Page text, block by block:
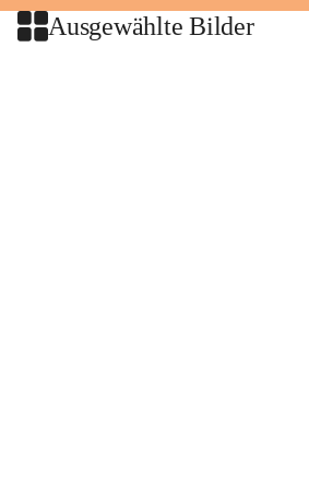
Ausgewählte Bilder